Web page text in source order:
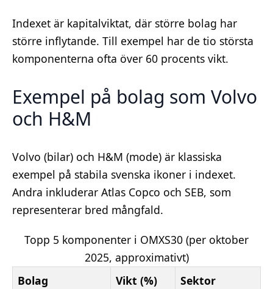
Indexet är kapitalviktat, där större bolag har
större inflytande. Till exempel har de tio största
komponenterna ofta över 60 procents vikt.
Exempel på bolag som Volvo
och H&M
Volvo (bilar) och H&M (mode) är klassiska
exempel på stabila svenska ikoner i indexet.
Andra inkluderar Atlas Copco och SEB, som
representerar bred mångfald.
Topp 5 komponenter i OMXS30 (per oktober
2025, approximativt)
Bolag
Vikt (%)
Sektor